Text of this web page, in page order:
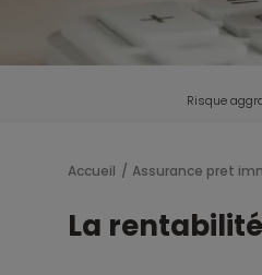
Risque
Accueil Assurance pret
La